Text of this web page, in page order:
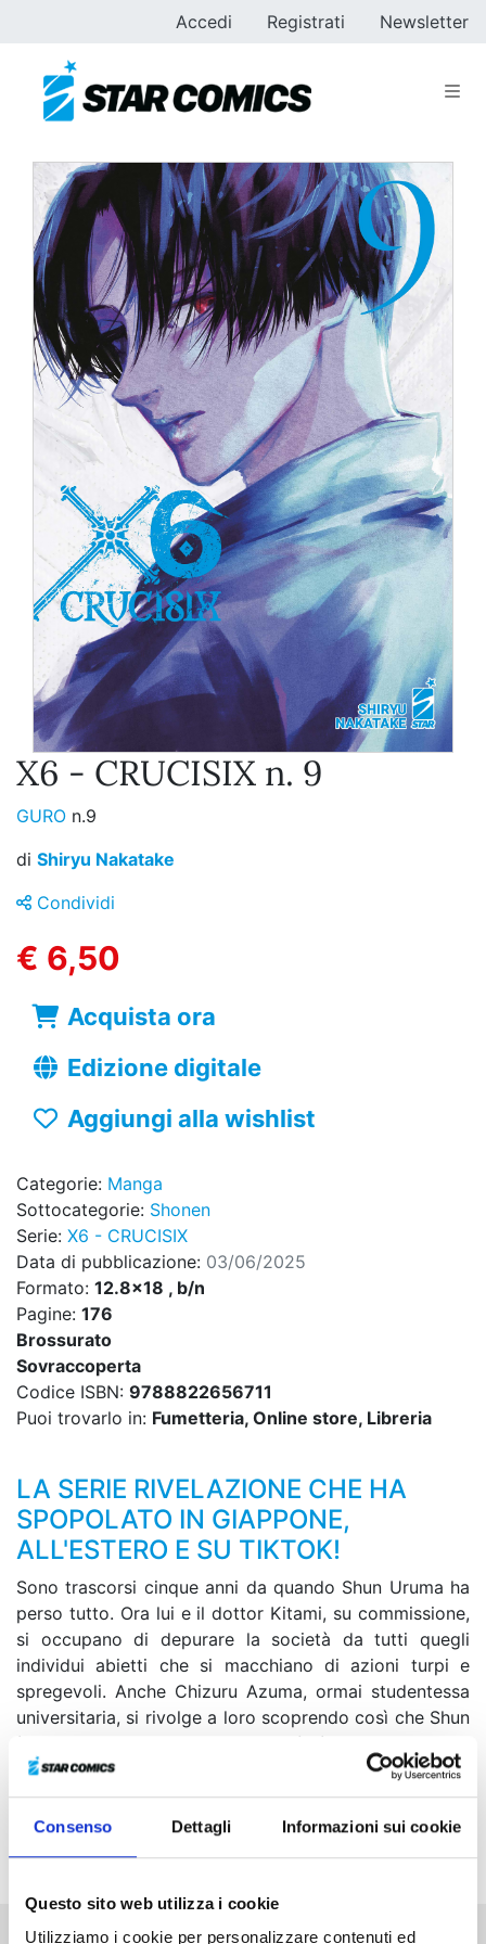
Consenso Dettagli Informazioni sui cookie
Questo sito web utilizza i cookie
Utilizziamo i cookie per personalizzare contenuti ed
Accedi Registrati Newsletter
X6 - CRUCISIX n. 9
GURO n.9
di Shiryu Nakatake
Condividi
€ 6,50
Acquista ora
Edizione digitale
Aggiungi alla wishlist
Categorie: Manga
Sottocategorie: Shonen
Serie: X6 - CRUCISIX
Data di pubblicazione: 03/06/2025
Formato: 12.8x18 , b/n
Pagine: 176
Brossurato
Sovraccoperta
Codice ISBN: 9788822656711
Puoi trovarlo in: Fumetteria, Online store, Libreria
LA SERIE RIVELAZIONE CHE HA
SPOPOLATO IN GIAPPONE,
ALL'ESTERO E SU TIKTOK!
Sono trascorsi cinque anni da quando Shun Uruma ha
perso tutto. Ora lui e il dottor Kitami, su commissione,
si occupano di depurare la società da tutti quegli
individui abietti che si macchiano di azioni turpi e
spregevoli. Anche Chizuru Azuma, ormai studentessa
universitaria, si rivolge a loro scoprendo così che Shun
è ancora vivo. Il problema però è che il ragazzo
ricorda solamente il suo nome, ha cancellato ogni
memoria del passato... Ma forse sarà proprio Chizuru
la chiave che lo aiuterà a riportare alla luce la sua